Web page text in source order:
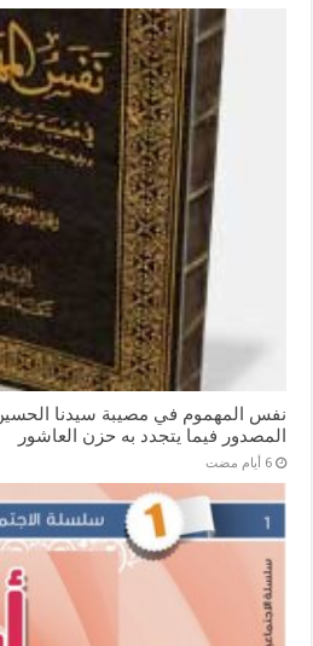
نفس المهموم في مصيبة سيدنا الحسين
المصدور فيما يتجدد به حزن العاشور
‏6 أيام مضت